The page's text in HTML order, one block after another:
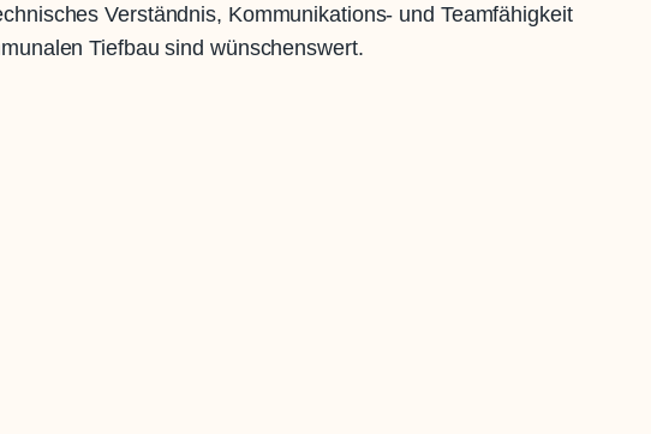
Verständnis, Kommunikations- und Teamfähigkeit
Tiefbau sind wünschenswert.